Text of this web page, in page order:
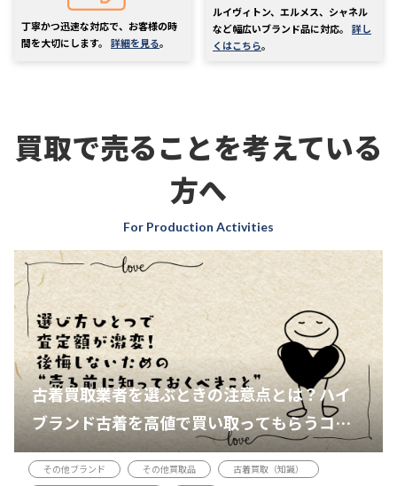
丁寧かつ迅速な対応で、お客様の時
間を大切にします。 詳細を見る。
ルイヴィトン、エルメス、シャネル
など幅広いブランド品に対応。 詳し
くはこちら。
買取で売ることを考えている
方へ
For Production Activities
古着買取業者を選ぶときの注意点とは？ハイ
ブランド古着を高値で買い取ってもらうコツ
も解説
その他ブランド その他買取品
古着買取（知識）